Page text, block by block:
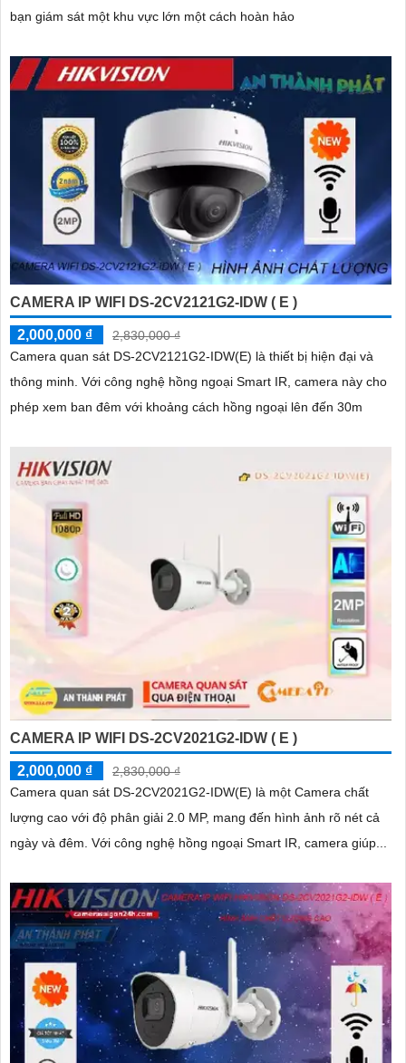
bạn giám sát một khu vực lớn một cách hoàn hảo
CAMERA IP WIFI DS-2CV2121G2-IDW ( E )
2,000,000 ₫
2,830,000 ₫
Camera quan sát DS-2CV2121G2-IDW(E) là thiết bị hiện đại và
thông minh. Với công nghệ hồng ngoại Smart IR, camera này cho
phép xem ban đêm với khoảng cách hồng ngoại lên đến 30m
CAMERA IP WIFI DS-2CV2021G2-IDW ( E )
2,000,000 ₫
2,830,000 ₫
Camera quan sát DS-2CV2021G2-IDW(E) là một Camera chất
lượng cao với độ phân giải 2.0 MP, mang đến hình ảnh rõ nét cả
ngày và đêm. Với công nghệ hồng ngoại Smart IR, camera giúp...